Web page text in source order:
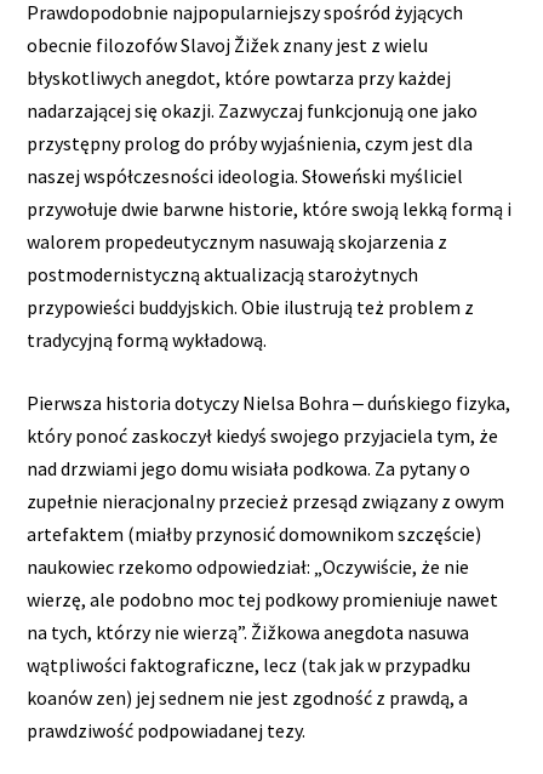
Prawdopodobnie najpopularniejszy spośród żyjących
obecnie filozofów Slavoj Žižek znany jest z wielu
błyskotliwych anegdot, które powtarza przy każdej
nadarzającej się okazji. Zazwyczaj funkcjonują one jako
przystępny prolog do próby wyjaśnienia, czym jest dla
naszej współczesności ideologia. Słoweński myśliciel
przywołuje dwie barwne historie, które swoją lekką formą i
walorem propedeutycznym nasuwają skojarzenia z
postmodernistyczną aktualizacją starożytnych
przypowieści buddyjskich. Obie ilustrują też problem z
tradycyjną formą wykładową.
Pierwsza historia dotyczy Nielsa Bohra ‒ duńskiego fizyka,
który ponoć zaskoczył kiedyś swojego przyjaciela tym, że
nad drzwiami jego domu wisiała podkowa. Za pytany o
zupełnie nieracjonalny przecież przesąd związany z owym
artefaktem (miałby przynosić domownikom szczęście)
naukowiec rzekomo odpowiedział: „Oczywiście, że nie
wierzę, ale podobno moc tej podkowy promieniuje nawet
na tych, którzy nie wierzą”. Žižkowa anegdota nasuwa
wątpliwości faktograficzne, lecz (tak jak w przypadku
koanów zen) jej sednem nie jest zgodność z prawdą, a
prawdziwość podpowiadanej tezy.